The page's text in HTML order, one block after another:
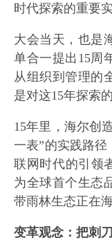
时代探索的重要
大会当天，也是
单合一提出15周
从组织到管理的
是对这15年探索
15年里，海尔创
一表”的实践路
联网时代的引领
为全球首个生态
带雨林生态正在
变革观念：把刺